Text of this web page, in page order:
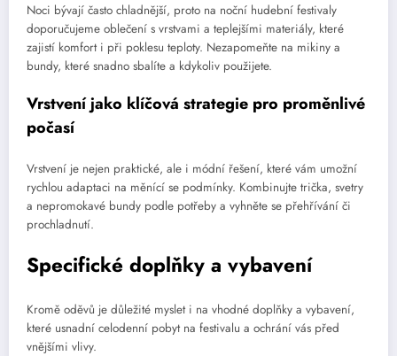
Noci bývají často chladnější, proto na noční hudební festivaly
doporučujeme oblečení s vrstvami a teplejšími materiály, které
zajistí komfort i při poklesu teploty. Nezapomeňte na mikiny a
bundy, které snadno sbalíte a kdykoliv použijete.
Vrstvení jako klíčová strategie pro proměnlivé
počasí
Vrstvení je nejen praktické, ale i módní řešení, které vám umožní
rychlou adaptaci na měnící se podmínky. Kombinujte trička, svetry
a nepromokavé bundy podle potřeby a vyhněte se přehřívání či
prochladnutí.
Specifické doplňky a vybavení
Kromě oděvů je důležité myslet i na vhodné doplňky a vybavení,
které usnadní celodenní pobyt na festivalu a ochrání vás před
vnějšími vlivy.